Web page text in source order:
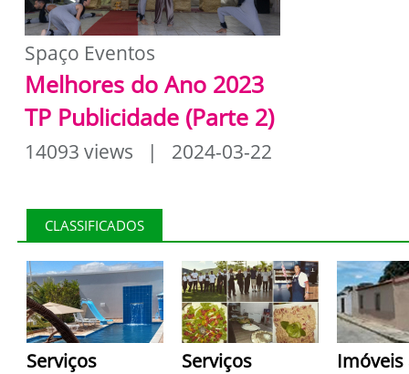
Spaço Eventos
Melhores do Ano 2023
TP Publicidade (Parte 2)
14093 views | 2024-03-22
CLASSIFICADOS
Serviços
Serviços
Imóveis